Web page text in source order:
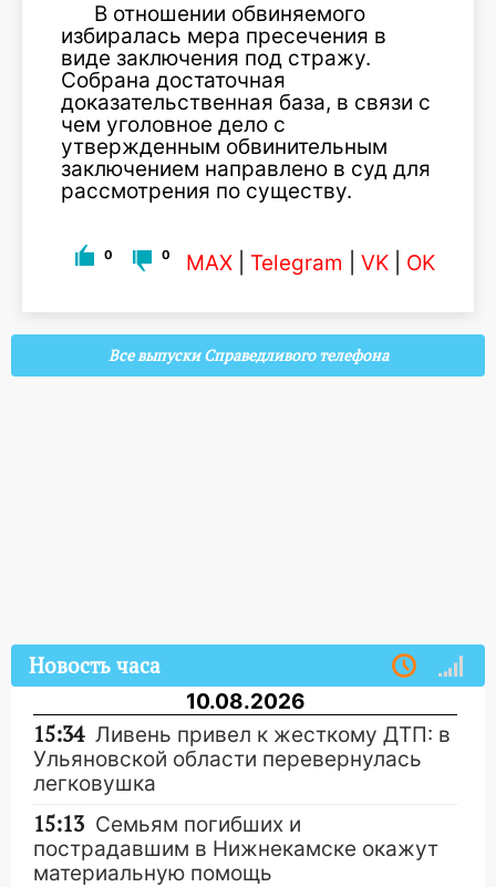
В отношении обвиняемого
избиралась мера пресечения в
виде заключения под стражу.
Собрана достаточная
доказательственная база, в связи с
чем уголовное дело с
утвержденным обвинительным
заключением направлено в суд для
рассмотрения по существу.
0 0 MAX Telegram VK OK
Все выпуски Справедливого телефона
Новость часа
10.08.2026
15:34 Ливень привел к жесткому ДТП: в
Ульяновской области перевернулась
легковушка
15:13 Семьям погибших и
пострадавшим в Нижнекамске окажут
материальную помощь